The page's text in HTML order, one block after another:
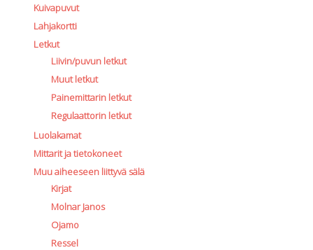
Kuivapuvut
Lahjakortti
Letkut
Liivin/puvun letkut
Muut letkut
Painemittarin letkut
Regulaattorin letkut
Luolakamat
Mittarit ja tietokoneet
Muu aiheeseen liittyvä sälä
Kirjat
Molnar Janos
Ojamo
Ressel